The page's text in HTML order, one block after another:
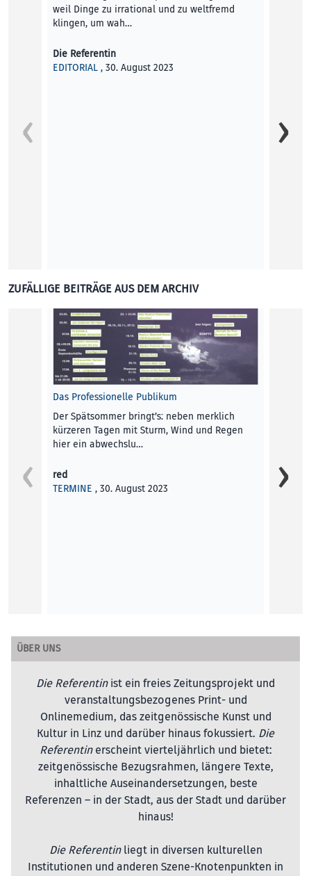
weil Dinge zu irrational und zu weltfremd
klingen, um wah…
Die Referentin
EDITORIAL , 30. August 2023
ZUFÄLLIGE BEITRÄGE AUS DEM ARCHIV
Das Professionelle Publikum
Der Spätsommer bringt’s: neben merklich
kürzeren Tagen mit Sturm, Wind und Regen
hier ein abwechslu…
red
TERMINE , 30. August 2023
ÜBER UNS
Die Referentinist ein freies Zeitungsprojekt und
veranstaltungsbezogenes Print- und
Onlinemedium, das zeitgenössische Kunst und
Kultur in Linz und darüber hinaus fokussiert. Die
Referentinerscheint vierteljährlich und bietet:
zeitgenössische Bezugsrahmen, längere Texte,
inhaltliche Auseinandersetzungen, beste
Referenzen – in der Stadt, aus der Stadt und darüber
hinaus!
Die Referentinliegt in diversen kulturellen
Institutionen und anderen Szene-Knotenpunkten in